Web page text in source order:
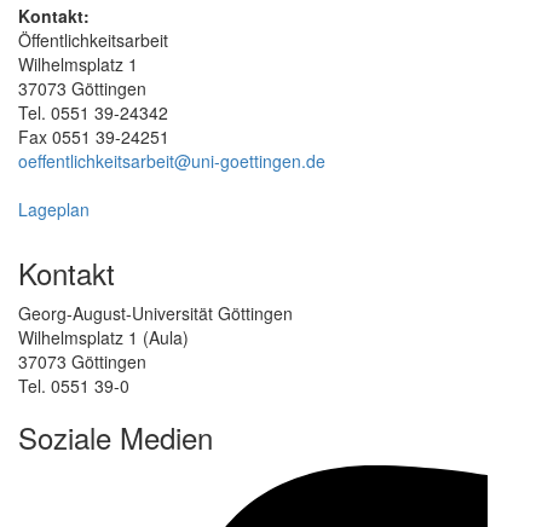
Kontakt:
Öffentlichkeitsarbeit
Wilhelmsplatz 1
37073 Göttingen
Tel. 0551 39-24342
Fax 0551 39-24251
oeffentlichkeitsarbeit@uni-goettingen.de
Lageplan
Kontakt
Georg-August-Universität Göttingen
Wilhelmsplatz 1 (Aula)
37073 Göttingen
Tel. 0551 39-0
Soziale Medien